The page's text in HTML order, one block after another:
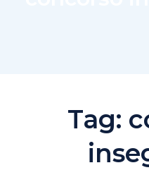
Tag: